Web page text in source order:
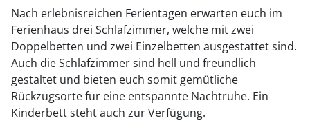
Nach erlebnisreichen Ferientagen erwarten euch im
Ferienhaus drei Schlafzimmer, welche mit zwei
Doppelbetten und zwei Einzelbetten ausgestattet sind.
Auch die Schlafzimmer sind hell und freundlich
gestaltet und bieten euch somit gemütliche
Rückzugsorte für eine entspannte Nachtruhe. Ein
Kinderbett steht auch zur Verfügung.